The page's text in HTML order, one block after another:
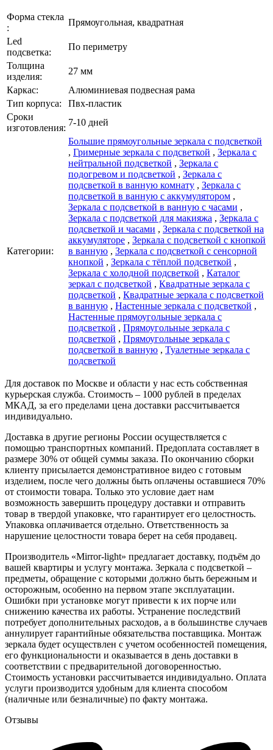
Форма стекла
:
Прямоугольная, квадратная
Led
подсветка:
По периметру
Толщина
изделия:
27 мм
Каркаc:
Алюминиевая подвесная рама
Тип корпуса:
Пвх-пластик
Сроки
изготовления:
7-10 дней
Категории:
Большие прямоугольные зеркала с подсветкой
, Гримерные зеркала с подсветкой , Зеркала с
нейтральной подсветкой , Зеркала с
подогревом и подсветкой , Зеркала с
подсветкой в ванную комнату , Зеркала с
подсветкой в ванную с аккумулятором ,
Зеркала с подсветкой в ванную с часами ,
Зеркала с подсветкой для макияжа , Зеркала с
подсветкой и часами , Зеркала с подсветкой на
аккумуляторе , Зеркала с подсветкой с кнопкой
в ванную , Зеркала с подсветкой с сенсорной
кнопкой , Зеркала с тёплой подсветкой ,
Зеркала с холодной подсветкой , Каталог
зеркал c подсветкой , Квадратные зеркала с
подсветкой , Квадратные зеркала с подсветкой
в ванную , Настенные зеркала с подсветкой ,
Настенные прямоугольные зеркала с
подсветкой , Прямоугольные зеркала с
подсветкой , Прямоугольные зеркала с
подсветкой в ванную , Туалетные зеркала с
подсветкой
Для доставок по Москве и области у нас есть собственная
курьерская служба. Стоимость – 1000 рублей в пределах
МКАД, за его пределами цена доставки рассчитывается
индивидуально.
Доставка в другие регионы России осуществляется с
помощью транспортных компаний. Предоплата составляет в
размере 30% от общей суммы заказа. По окончанию сборки
клиенту присылается демонстративное видео с готовым
изделием, после чего должны быть оплачены оставшиеся 70%
от стоимости товара. Только это условие дает нам
возможность завершить процедуру доставки и отправить
товар в твердой упаковке, что гарантирует его целостность.
Упаковка оплачивается отдельно. Ответственность за
нарушение целостности товара берет на себя продавец.
Производитель «Mirror-light» предлагает доставку, подъём до
вашей квартиры и услугу монтажа. Зеркала с подсветкой –
предметы, обращение с которыми должно быть бережным и
осторожным, особенно на первом этапе эксплуатации.
Ошибки при установке могут привести к их порче или
снижению качества их работы. Устранение последствий
потребует дополнительных расходов, а в большинстве случаев
аннулирует гарантийные обязательства поставщика. Монтаж
зеркала будет осуществлен с учетом особенностей помещения,
его функциональности и оказывается в день доставки в
соответствии с предварительной договоренностью.
Стоимость установки рассчитывается индивидуально. Оплата
услуги производится удобным для клиента способом
(наличные или безналичные) по факту монтажа.
Отзывы